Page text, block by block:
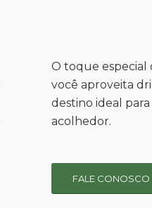
O toque especial
você aproveita
destino ideal
acolhedor.
FALE CONOSCO